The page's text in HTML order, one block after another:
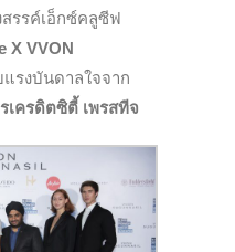
รรค์เอ็กซ์คลูซีฟ
X VVON
รงบันดาลใจจาก
เครดิตซิตี้ เพรสทีจ